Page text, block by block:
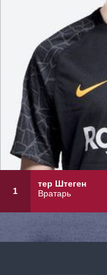
1
тер Штеген
Вратарь